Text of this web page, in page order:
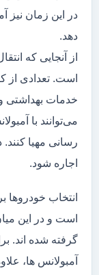
در این زمان نیز
دهد.
از آنجایی که
است. تعدادی از
خدمات بهداشتی
می‌توانند با
رسانی مهیا
اجاره شود.
انتخاب
است و در این
گرفته شده اند.
آمبولانس ها،